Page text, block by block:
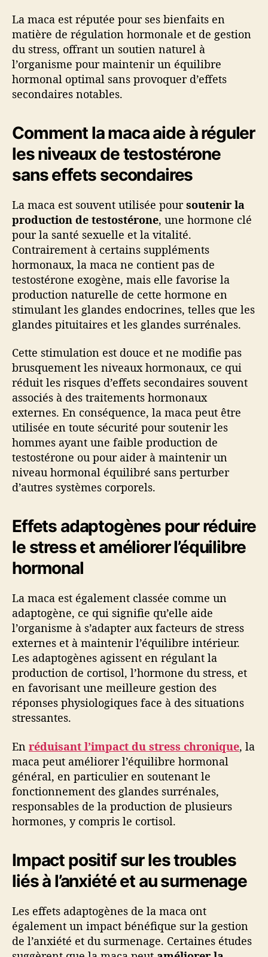
La maca est réputée pour ses bienfaits en
matière de régulation hormonale et de gestion
du stress, offrant un soutien naturel à
l’organisme pour maintenir un équilibre
hormonal optimal sans provoquer d’effets
secondaires notables.
Comment la maca aide à réguler
les niveaux de testostérone
sans effets secondaires
La maca est souvent utilisée poursoutenir la
production de testostérone, une hormone clé
pour la santé sexuelle et la vitalité.
Contrairement à certains suppléments
hormonaux, la maca ne contient pas de
testostérone exogène, mais elle favorise la
production naturelle de cette hormone en
stimulant les glandes endocrines, telles que les
glandes pituitaires et les glandes surrénales.
Cette stimulation est douce et ne modifie pas
brusquement les niveaux hormonaux, ce qui
réduit les risques d’effets secondaires souvent
associés à des traitements hormonaux
externes. En conséquence, la maca peut être
utilisée en toute sécurité pour soutenir les
hommes ayant une faible production de
testostérone ou pour aider à maintenir un
niveau hormonal équilibré sans perturber
d’autres systèmes corporels.
Effets adaptogènes pour réduire
le stress et améliorer l’équilibre
hormonal
La maca est également classée comme un
adaptogène, ce qui signifie qu’elle aide
l’organisme à s’adapter aux facteurs de stress
externes et à maintenir l’équilibre intérieur.
Les adaptogènes agissent en régulant la
production de cortisol, l’hormone du stress, et
en favorisant une meilleure gestion des
réponses physiologiques face à des situations
stressantes.
En réduisant l’impact du stress chronique, la
maca peut améliorer l’équilibre hormonal
général, en particulier en soutenant le
fonctionnement des glandes surrénales,
responsables de la production de plusieurs
hormones, y compris le cortisol.
Impact positif sur les troubles
liés à l’anxiété et au surmenage
Les effets adaptogènes de la maca ont
également un impact bénéfique sur la gestion
de l’anxiété et du surmenage. Certaines études